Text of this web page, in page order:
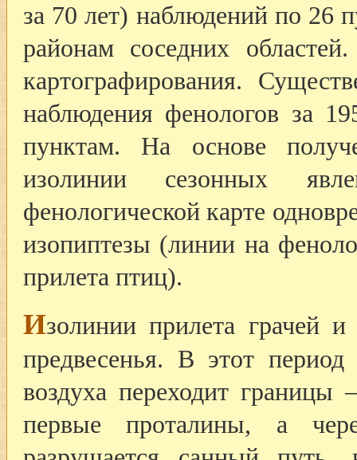
за 70 лет) наблюдений по 26
районам соседних
картографирования.
наблюдения фенологов за
пунктам. На основе
изолинии сезонных
фенологической карте
изопиптезы (линии на
прилета птиц).
Изолинии прилета грачей
предвесенья. В этот период
воздуха переходит
первые проталины, а